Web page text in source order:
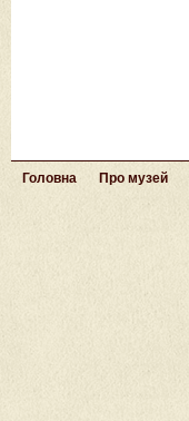
Головна Про музей